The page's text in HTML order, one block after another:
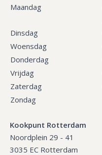
Maandag
Dinsdag
Woensdag
Donderdag
Vrijdag
Zaterdag
Zondag
Kookpunt Rotterdam
Noordplein 29 - 41
3035 EC Rotterdam